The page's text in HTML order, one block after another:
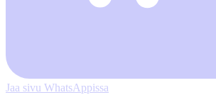
Jaa sivu WhatsAppissa